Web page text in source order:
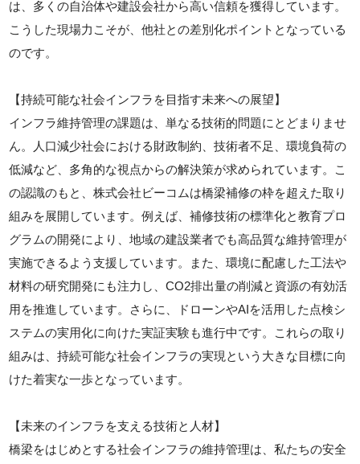
は、多くの自治体や建設会社から高い信頼を獲得しています。
こうした現場力こそが、他社との差別化ポイントとなっている
のです。
【持続可能な社会インフラを目指す未来への展望】
インフラ維持管理の課題は、単なる技術的問題にとどまりませ
ん。人口減少社会における財政制約、技術者不足、環境負荷の
低減など、多角的な視点からの解決策が求められています。こ
の認識のもと、株式会社ビーコムは橋梁補修の枠を超えた取り
組みを展開しています。例えば、補修技術の標準化と教育プロ
グラムの開発により、地域の建設業者でも高品質な維持管理が
実施できるよう支援しています。また、環境に配慮した工法や
材料の研究開発にも注力し、CO2排出量の削減と資源の有効活
用を推進しています。さらに、ドローンやAIを活用した点検シ
ステムの実用化に向けた実証実験も進行中です。これらの取り
組みは、持続可能な社会インフラの実現という大きな目標に向
けた着実な一歩となっています。
【未来のインフラを支える技術と人材】
橋梁をはじめとする社会インフラの維持管理は、私たちの安全